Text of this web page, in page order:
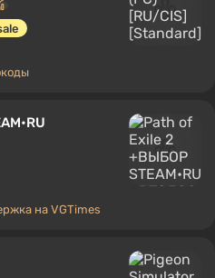
на VGTimes